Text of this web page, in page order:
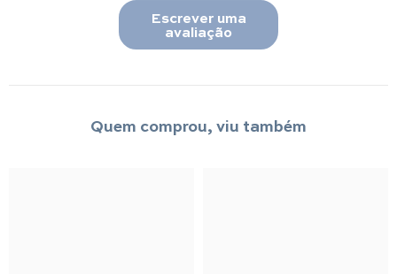
Escrever uma
avaliação
Quem comprou, viu também